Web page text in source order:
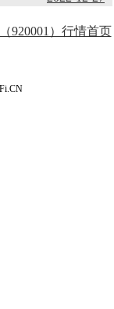
920001）行情首页